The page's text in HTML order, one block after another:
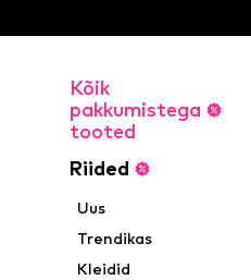
Kõik
pakkumistega
tooted
Riided
Uus
Trendikas
Kleidid